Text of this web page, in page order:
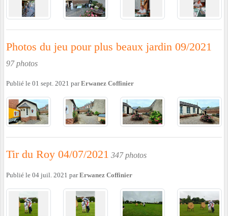
Photos du jeu pour plus beaux jardin 09/2021
97 photos
Publié le 01 sept. 2021 parErwanez Coffinier
Tir du Roy 04/07/2021 347 photos
Publié le 04 juil. 2021 parErwanez Coffinier